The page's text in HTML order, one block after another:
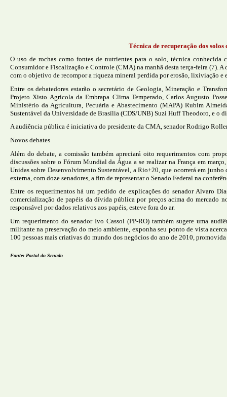
Técnica de recuperação dos
O uso de rochas como fontes de nutrientes para o solo, técnica
Consumidor e Fiscalização e Controle (CMA) na manhã desta terça-feira (7).
com o objetivo de recompor a riqueza mineral perdida por erosão, lixiviação e
Entre os debatedores estarão o secretário de Geologia, Mineração e
Projeto Xisto Agrícola da Embrapa Clima Temperado, Carlos Augusto
Ministério da Agricultura, Pecuária e Abastecimento (MAPA) Rubim
Sustentável da Universidade de Brasília (CDS/UNB) Suzi Huff Theodoro, e o
A audiência pública é iniciativa do presidente da CMA, senador Rodrigo
Novos debates
Além do debate, a comissão também apreciará oito requerimentos com
discussões sobre o Fórum Mundial da Água a se realizar na França em
Unidas sobre Desenvolvimento Sustentável, a Rio+20, que ocorrerá em
externa, com doze senadores, a fim de representar o Senado Federal na
Entre os requerimentos há um pedido de explicações do senador Alvaro
comercialização de papéis da dívida pública por preços acima do mercado
responsável por dados relativos aos papéis, esteve fora do ar.
Um requerimento do senador Ivo Cassol (PP-RO) também sugere uma
militante na preservação do meio ambiente, exponha seu ponto de vista
100 pessoas mais criativas do mundo dos negócios do ano de 2010,
Fonte: Portal do Senado